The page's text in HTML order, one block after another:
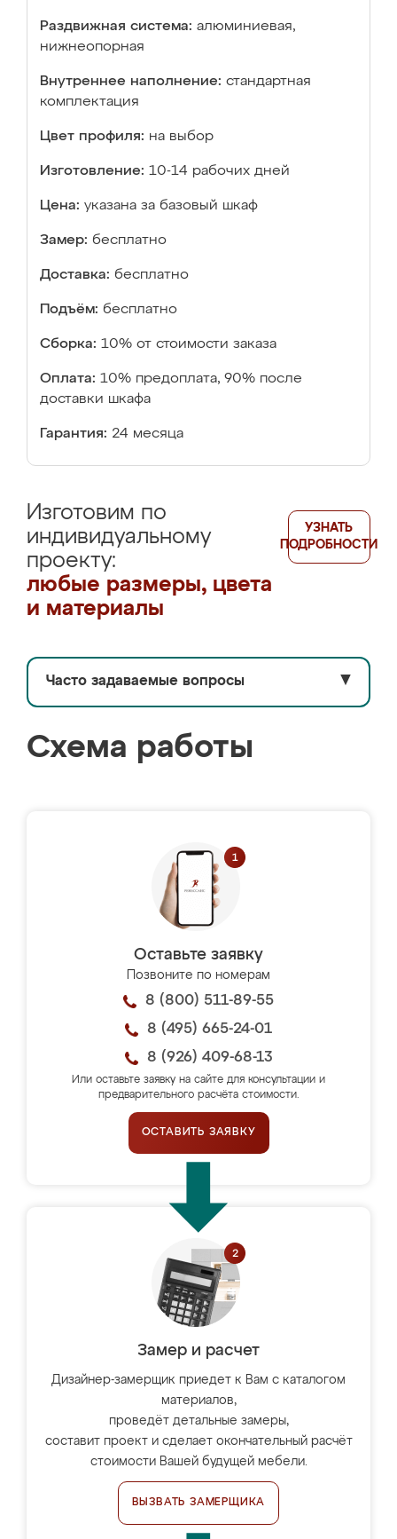
Раздвижная система: алюминиевая,
нижнеопорная
Внутреннее наполнение: стандартная
комплектация
Цвет профиля: на выбор
Изготовление: 10-14 рабочих дней
Цена: указана за базовый шкаф
Замер: бесплатно
Доставка: бесплатно
Подъём: бесплатно
Сборка: 10% от стоимости заказа
Оплата: 10% предоплата, 90% после
доставки шкафа
Гарантия: 24 месяца
Изготовим по
индивидуальному
проекту:
любые размеры, цвета
и материалы
УЗНАТЬ
ПОДРОБНОСТИ
Часто задаваемые вопросы ▼
Схема работы
Оставьте заявку
Позвоните по номерам
8 (800) 511-89-55
8 (495) 665-24-01
8 (926) 409-68-13
Или оставьте заявку на сайте для консультации и
предварительного расчёта стоимости.
ОСТАВИТЬ ЗАЯВКУ
Замер и расчет
Дизайнер-замерщик приедет к Вам с каталогом
материалов,
проведёт детальные замеры,
составит проект и сделает окончательный расчёт
стоимости Вашей будущей мебели.
ВЫЗВАТЬ ЗАМЕРЩИКА